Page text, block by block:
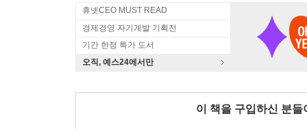
휴넷CEO MUST READ
경제경영 자기계발 기획전
기간 한정 특가 도서
오직, 예스24에서만
이 책을 구입하신 분